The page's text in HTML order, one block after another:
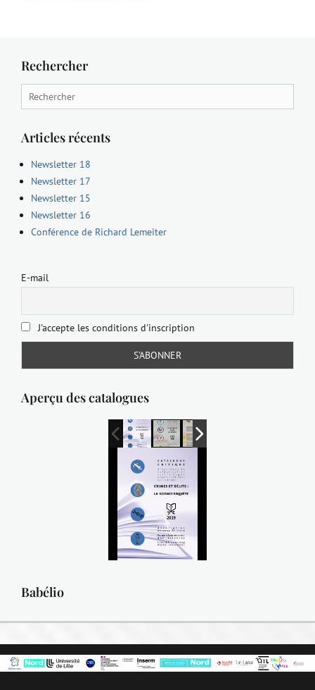
Rechercher
Search
for:
Articles récents
Newsletter 18
Newsletter 17
Newsletter 15
Newsletter 16
Conférence de Richard Lemeiter
E-mail
J'accepte les conditions d'inscription
Aperçu des catalogues
Babélio